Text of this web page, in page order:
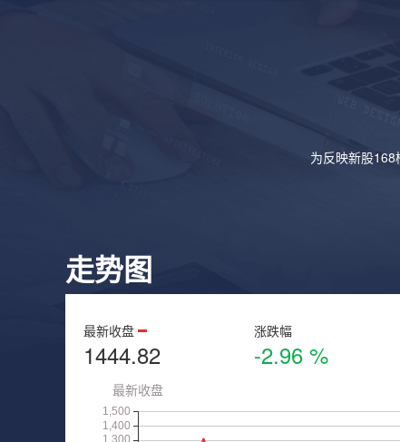
为反映新股168
走势图
最新收盘
1444.82
涨跌幅
-2.96 %